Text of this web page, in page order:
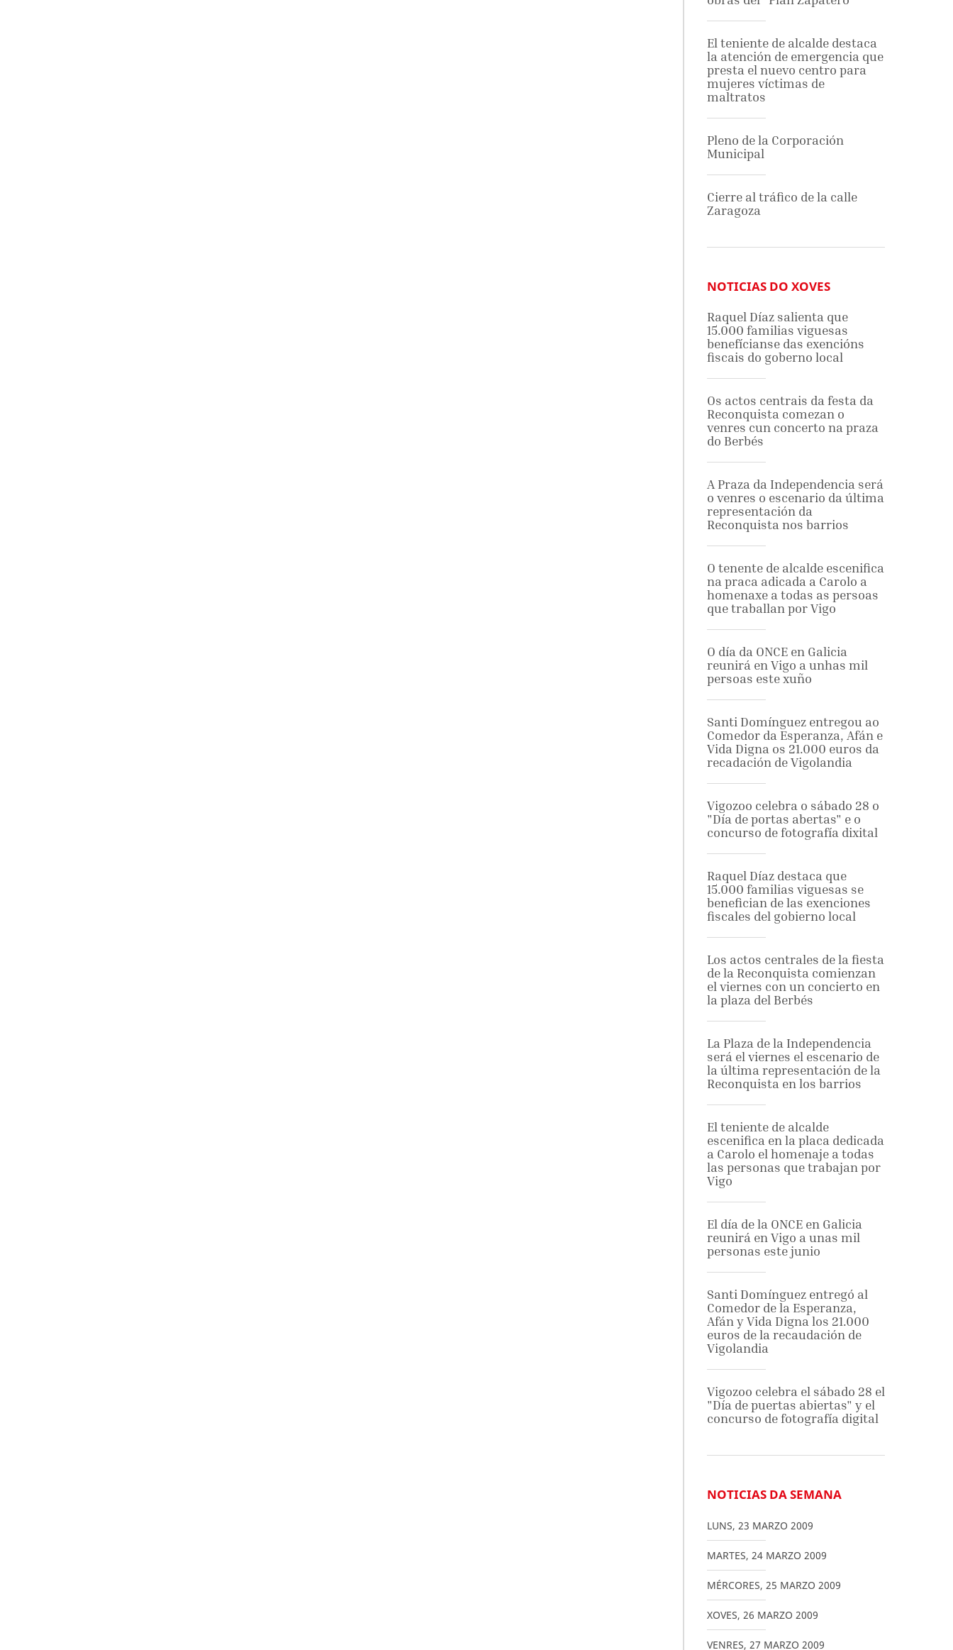
El teniente de alcalde destaca
la atención de emergencia que
presta el nuevo centro para
mujeres víctimas de
maltratos
Pleno de la Corporación
Municipal
Cierre al tráfico de la calle
Zaragoza
NOTICIAS DO XOVES
Raquel Díaz salienta que
15.000 familias viguesas
benefícianse das exencións
fiscais do goberno local
Os actos centrais da festa da
Reconquista comezan o
venres cun concerto na praza
do Berbés
A Praza da Independencia será
o venres o escenario da última
representación da
Reconquista nos barrios
O tenente de alcalde escenifica
na praca adicada a Carolo a
homenaxe a todas as persoas
que traballan por Vigo
O día da ONCE en Galicia
reunirá en Vigo a unhas mil
persoas este xuño
Santi Domínguez entregou ao
Comedor da Esperanza, Afán e
Vida Digna os 21.000 euros da
recadación de Vigolandia
Vigozoo celebra o sábado 28 o
"Día de portas abertas" e o
concurso de fotografía dixital
Raquel Díaz destaca que
15.000 familias viguesas se
benefician de las exenciones
fiscales del gobierno local
Los actos centrales de la fiesta
de la Reconquista comienzan
el viernes con un concierto en
la plaza del Berbés
La Plaza de la Independencia
será el viernes el escenario de
la última representación de la
Reconquista en los barrios
El teniente de alcalde
escenifica en la placa dedicada
a Carolo el homenaje a todas
las personas que trabajan por
Vigo
El día de la ONCE en Galicia
reunirá en Vigo a unas mil
personas este junio
Santi Domínguez entregó al
Comedor de la Esperanza,
Afán y Vida Digna los 21.000
euros de la recaudación de
Vigolandia
Vigozoo celebra el sábado 28 el
"Día de puertas abiertas" y el
concurso de fotografía digital
NOTICIAS DA SEMANA
LUNS, 23 MARZO 2009
MARTES, 24 MARZO 2009
MÉRCORES, 25 MARZO 2009
XOVES, 26 MARZO 2009
VENRES, 27 MARZO 2009